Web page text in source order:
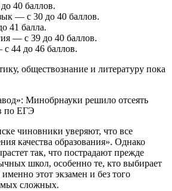
40 баллов.
— с 30 до 40 баллов.
41 балла.
— с 39 до 40 баллов.
44 до 46 баллов.
обществознание и литературу пока
чиновники уверяют, что все
качества образования». Однако
так, что пострадают прежде
школ, особенно те, кто выбирает
этот экзамен и без того
сложных.